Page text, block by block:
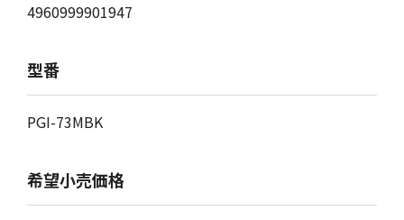
4960999901947
型番
PGI-73MBK
希望小売価格